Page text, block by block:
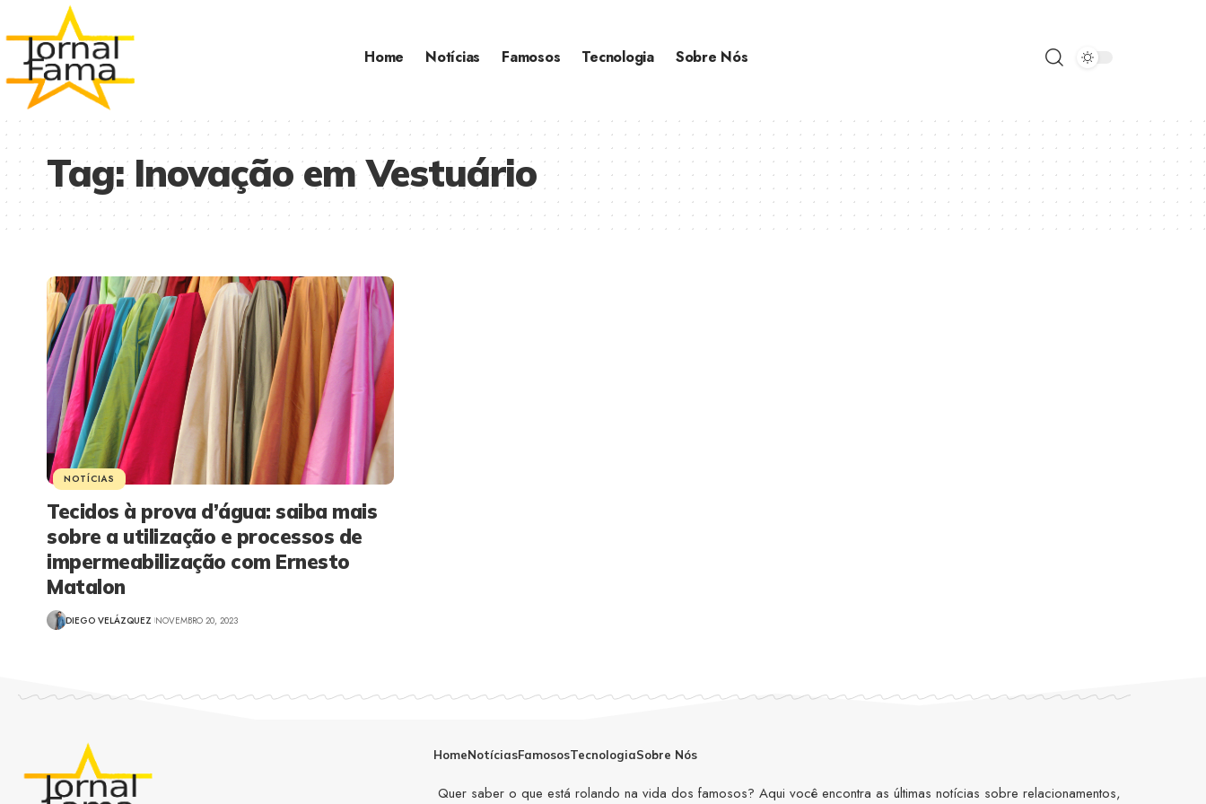
Home Notícias Famosos Tecnologia Sobre Nós
Tag:Inovação em Vestuário
NOTÍCIAS
Tecidos à prova d’água: saiba mais
sobre a utilização e processos de
impermeabilização com Ernesto
Matalon
DIEGO VELÁZQUEZ NOVEMBRO 20, 2023
HomeNotíciasFamososTecnologiaSobre Nós
Quer saber o que está rolando na vida dos famosos? Aqui você encontra as últimas notícias sobre relacionamentos,